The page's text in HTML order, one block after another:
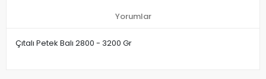
Yorumlar
Çıtalı Petek Balı 2800 - 3200 Gr